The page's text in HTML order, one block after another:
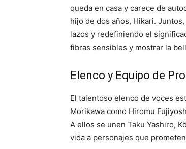
queda en casa y carece de
hijo de dos años, Hikari.
lazos y redefiniendo el
fibras sensibles y mostrar la
Elenco y Equipo de
El talentoso elenco de voces
Morikawa como Hiromu
A ellos se unen Taku Yashiro,
vida a personajes que